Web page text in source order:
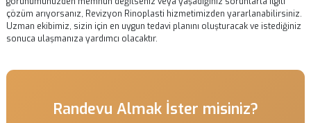
Revizyon Rinoplasti Sonuçları
Revizyon rinoplasti sonrası elde edilen sonuçlar, çoğu zaman
uzman bir ekipten destek alarak, daha iyi sonuçlar elde edebilirler.